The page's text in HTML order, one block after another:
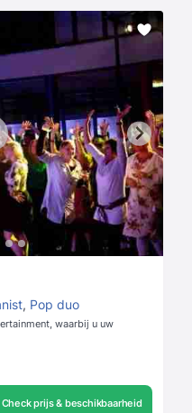
, Pop duo
waarbij u uw
Check prijs & beschikbaarheid